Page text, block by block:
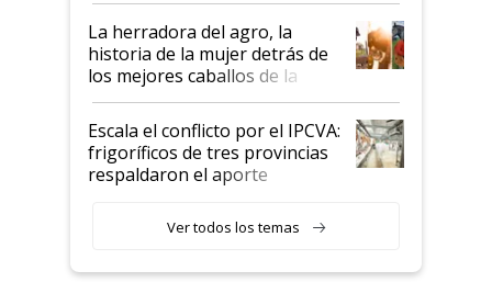
establecimientos en Argentina
La herradora del agro, la
historia de la mujer detrás de
los mejores caballos de la
Argentina y los mitos que
todavía hacen sufrir a estos
animales: "Mientras me
descalificaban, yo seguí
haciendo currículum"
Escala el conflicto por el IPCVA:
frigoríficos de tres provincias
respaldaron el aporte
Ver todos los temas